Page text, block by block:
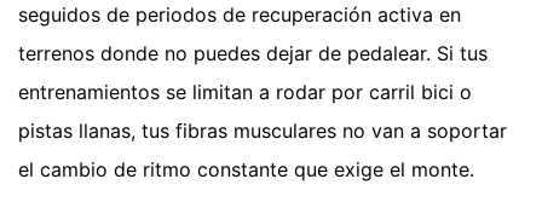
seguidos de periodos de recuperación activa en
terrenos donde no puedes dejar de pedalear. Si tus
entrenamientos se limitan a rodar por carril bici o
pistas llanas, tus fibras musculares no van a soportar
el cambio de ritmo constante que exige el monte.